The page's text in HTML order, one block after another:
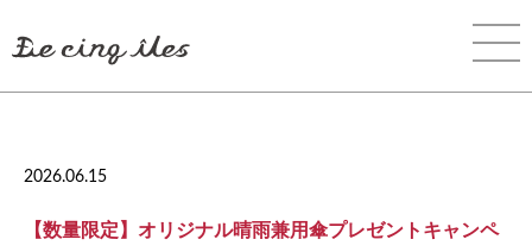
2026.06.15
【数量限定】オリジナル晴雨兼用傘プレゼントキャンペ